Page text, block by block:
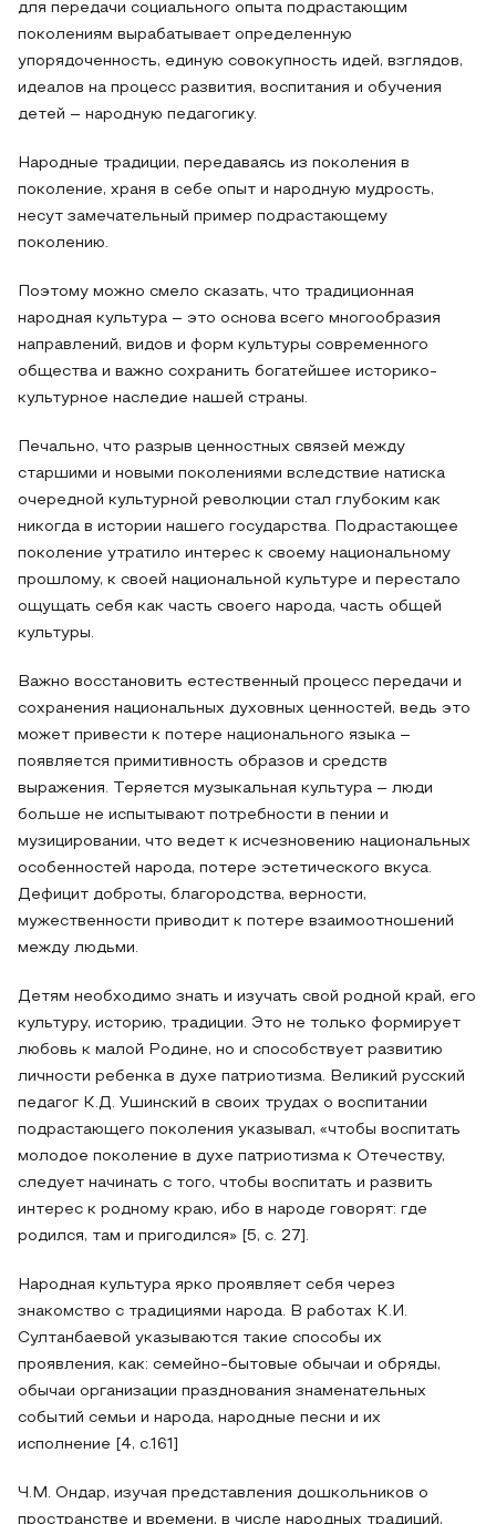
для передачи социального опыта подрастающим
поколениям вырабатывает определенную
упорядоченность, единую совокупность идей, взглядов,
идеалов на процесс развития, воспитания и обучения
детей – народную педагогику.
Народные традиции, передаваясь из поколения в
поколение, храня в себе опыт и народную мудрость,
несут замечательный пример подрастающему
поколению.
Поэтому можно смело сказать, что традиционная
народная культура – это основа всего многообразия
направлений, видов и форм культуры современного
общества и важно сохранить богатейшее историко-
культурное наследие нашей страны.
Печально, что разрыв ценностных связей между
старшими и новыми поколениями вследствие натиска
очередной культурной революции стал глубоким как
никогда в истории нашего государства. Подрастающее
поколение утратило интерес к своему национальному
прошлому, к своей национальной культуре и перестало
ощущать себя как часть своего народа, часть общей
культуры.
Важно восстановить естественный процесс передачи и
сохранения национальных духовных ценностей, ведь это
может привести к потере национального языка –
появляется примитивность образов и средств
выражения. Теряется музыкальная культура – люди
больше не испытывают потребности в пении и
музицировании, что ведет к исчезновению национальных
особенностей народа, потере эстетического вкуса.
Дефицит доброты, благородства, верности,
мужественности приводит к потере взаимоотношений
между людьми.
Детям необходимо знать и изучать свой родной край, его
культуру, историю, традиции. Это не только формирует
любовь к малой Родине, но и способствует развитию
личности ребенка в духе патриотизма. Великий русский
педагог К.Д. Ушинский в своих трудах о воспитании
подрастающего поколения указывал, «чтобы воспитать
молодое поколение в духе патриотизма к Отечеству,
следует начинать с того, чтобы воспитать и развить
интерес к родному краю, ибо в народе говорят: где
родился, там и пригодился» [5, с. 27].
Народная культура ярко проявляет себя через
знакомство с традициями народа. В работах К.И.
Султанбаевой указываются такие способы их
проявления, как: семейно-бытовые обычаи и обряды,
обычаи организации празднования знаменательных
событий семьи и народа, народные песни и их
исполнение [4, с.161]
Ч.М. Ондар, изучая представления дошкольников о
пространстве и времени, в числе народных традиций,